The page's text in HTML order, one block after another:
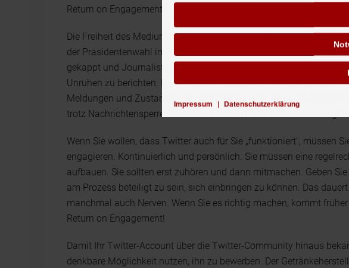
Return on Engagement!
Die Freiheit des Mediums wird andererseits deutlich, wenn
der Präsidentenwahl im Iran 2009 beispielsweise wurden viele
gekappt und Journalisten erhielten zeitweilig ein Verbot, aus dem
Unruhen zu berichten. Das hinderte viele Bürger nicht daran, über
Meldungen und Zustandsberichte zu twittern, so dass die
trotz Nachrichtensperre mit authentischen Informationen versorgt
Wenn Sie wollen, dass Twitter auch für Sie „funktioniert", müssen
engagieren. Kontinuierlich und persönlich. Sie müssen eine
aufbauen. Sie sollten erst zuhören und dann mitmachen. Geben
am Prozess beteiligt zu sein, sich einbringen zu können. Das
manchmal auch Nerven. Wenn Sie es richtig machen, kommt früher
Return on Engagement!
Damit Ihr Twitter-Account über die Twitter-Community hinaus
denkbare Möglichkeit nutzen, ihn zu bewerben. Der
Impressum | Datenschutzerklärung